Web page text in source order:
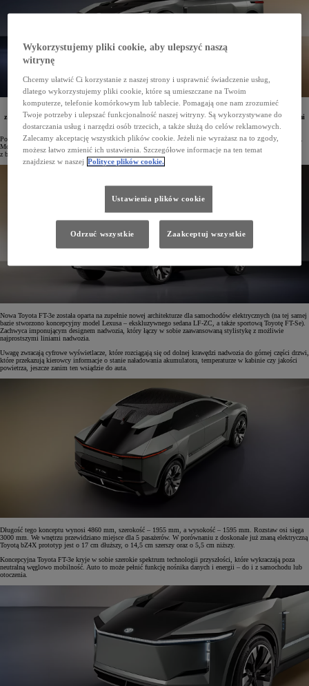
W Europie zadebiutowała prototypowa Toyota FT-3e, stanowiąca zapowiedź kolejnej generacji aut
z bateryjnym napędem elektrycznym. Pojazd ten zachwyca przemyślaną stylistyką i zaawansowanymi
technologiami.
Podczas konferencji Kenshiki Forum w Brukseli swoją europejską premierę miała koncepcyjna Toyota FT-3e.
Model ten pokazał, jakie możliwości stylistyczne i technologiczne daje nowa generacja samochodów
z bateryjnym napędem elektrycznym.
Nowa Toyota FT-3e została oparta na zupełnie nowej architekturze dla samochodów elektrycznych (na tej samej
bazie stworzono koncepcyjny model Lexusa – ekskluzywnego sedana LF-ZC, a także sportową Toyotę FT-Se).
Zachwyca imponującym designem nadwozia, który łączy w sobie zaawansowaną stylistykę z możliwie
najprostszymi liniami nadwozia.
Uwagę zwracają cyfrowe wyświetlacze, które rozciągają się od dolnej krawędzi nadwozia do górnej części drzwi,
które przekazują kierowcy informacje o stanie naładowania akumulatora, temperaturze w kabinie czy jakości
powietrza, jeszcze zanim ten wsiądzie do auta.
Długość tego konceptu wynosi 4860 mm, szerokość – 1955 mm, a wysokość – 1595 mm. Rozstaw osi sięga
3000 mm. We wnętrzu przewidziano miejsce dla 5 pasażerów. W porównaniu z doskonale już znaną elektryczną
Toyotą bZ4X prototyp jest o 17 cm dłuższy, o 14,5 cm szerszy oraz o 5,5 cm niższy.
Koncepcyjna Toyota FT-3e kryje w sobie szerokie spektrum technologii przyszłości, które wykraczają poza
neutralną węglowo mobilność. Auto to może pełnić funkcję nośnika danych i energii – do i z samochodu lub
otoczenia.
Wykorzystujemy pliki cookie, aby ulepszyć naszą
witrynę
Chcemy ułatwić Ci korzystanie z naszej strony i usprawnić świadczenie usług,
dlatego wykorzystujemy pliki cookie, które są umieszczane na Twoim
komputerze, telefonie komórkowym lub tablecie. Pomagają one nam zrozumieć
Twoje potrzeby i ulepszać funkcjonalność naszej witryny. Są wykorzystywane do
dostarczania usług i narzędzi osób trzecich, a także służą do celów reklamowych.
Zalecamy akceptację wszystkich plików cookie. Jeżeli nie wyrażasz na to zgody,
możesz łatwo zmienić ich ustawienia. Szczegółowe informacje na ten temat
znajdziesz w naszej Polityce plików cookie.
Ustawienia plików cookie
Odrzuć wszystkie Zaakceptuj wszystkie